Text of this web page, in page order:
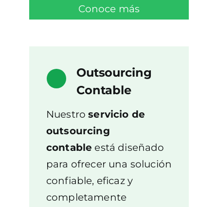
Conoce más
Outsourcing
Contable
Nuestroservicio de
outsourcing
contable está diseñado
para ofrecer una solución
confiable, eficaz y
completamente